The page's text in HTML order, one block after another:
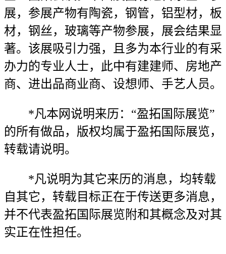
展，参展产物有陶瓷，钢管，铝型材，板
材，钢丝，玻璃等产物参展，展会结果显
著。该展吸引力强，且多为本行业的有采
办力的专业人士，此中有建建师、房地产
商、进出品商业商、设想师、手艺人员。
*凡本网说明来历：“盈拓国际展览”
的所有做品，版权均属于盈拓国际展览，
转载请说明。
*凡说明为其它来历的消息，均转载
自其它，转载目标正在于传送更多消息，
并不代表盈拓国际展览附和其概念及对其
实正在性担任。